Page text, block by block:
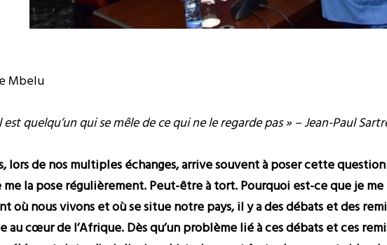
Mbelu
quelqu’un qui se mêle de ce qui ne le regarde pas » – Jean-Paul
lors de nos multiples échanges, arrive souvent à poser cette question
me la pose régulièrement. Peut-être à tort. Pourquoi est-ce que je
où nous vivons et où se situe notre pays, il y a des débats et des
au cœur de l’Afrique. Dès qu’un problème lié à ces débats et ces